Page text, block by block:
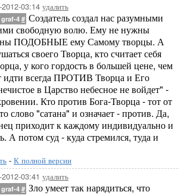
2012-03:14 удалить
graf-4 # Создатель создал нас разумными
свободную волю. Ему не нужны
ПОДОБНЫЕ ему Самому творцы. А
своего Творца, кто считает себя
у кого гордость в большей цене, чем
идти всегда ПРОТИВ Творца и Его
в Царство небесное не войдет" -
Кто против Бога-Творца - тот от
слово "сатана" и означает - против. Да,
приходит к каждому индивидуально и
А потом суд - куда стремился, туда и
- К полной версии
03:41 удалить
graf-4 # Зло умеет так нарядиться, что